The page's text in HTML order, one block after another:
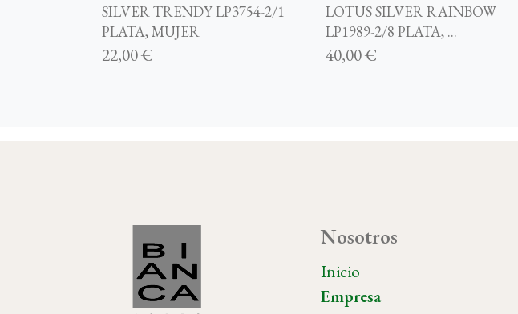
SILVER TRENDY LP3754-2/1
PLATA, MUJER
22,00 €
LOTUS SILVER RAINBOW
LP1989-2/8 PLATA, ...
40,00 €
Nosotros
Inicio
Empresa